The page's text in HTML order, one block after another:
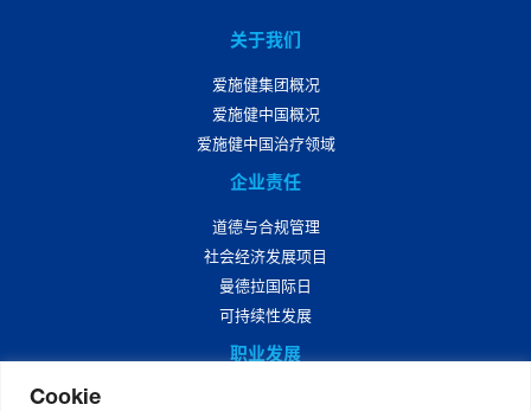
Cookie
关于我们
爱施健集团概况
爱施健中国概况
爱施健中国治疗领域
企业责任
道德与合规管理
社会经济发展项目
曼德拉国际日
可持续性发展
职业发展